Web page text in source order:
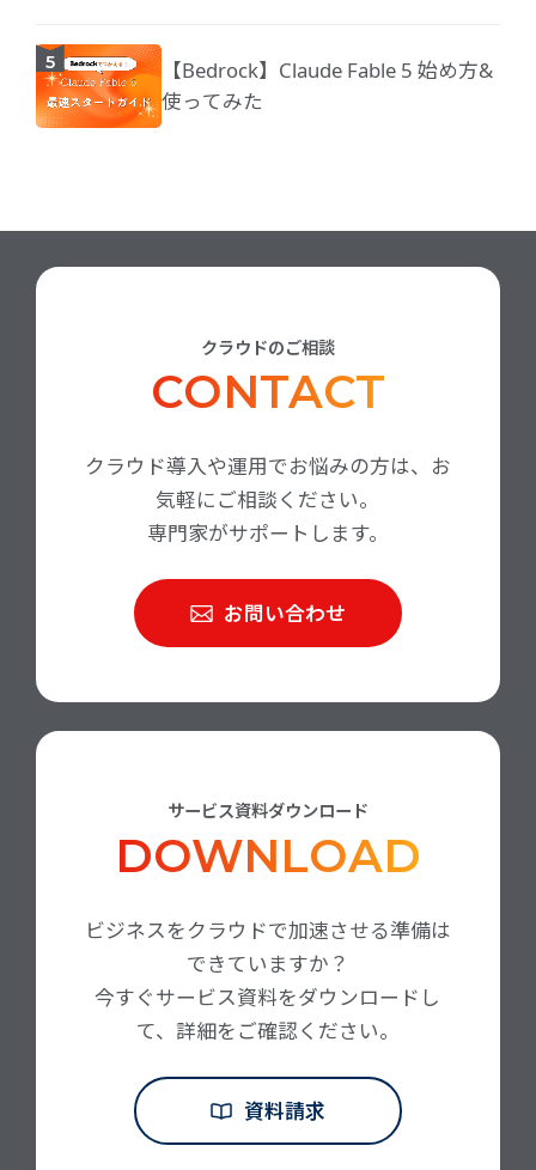
【Bedrock】Claude Fable 5 始め方&
使ってみた
クラウドのご相談
CONTACT
クラウド導入や運用でお悩みの方は、お
気軽にご相談ください。
専門家がサポートします。
お問い合わせ
サービス資料ダウンロード
DOWNLOAD
ビジネスをクラウドで加速させる準備は
できていますか？
今すぐサービス資料をダウンロードし
て、詳細をご確認ください。
資料請求